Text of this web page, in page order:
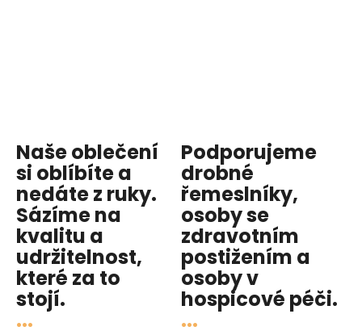
Naše oblečení
si oblíbíte a
nedáte z ruky.
Sázíme na
kvalitu a
udržitelnost,
které za to
stojí.
...
Podporujeme
drobné
řemeslníky,
osoby se
zdravotním
postižením a
osoby v
hospicové péči.
...